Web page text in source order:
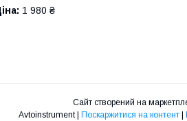
1 980 ₴
Сайт створений на
Поскаржитися на контент